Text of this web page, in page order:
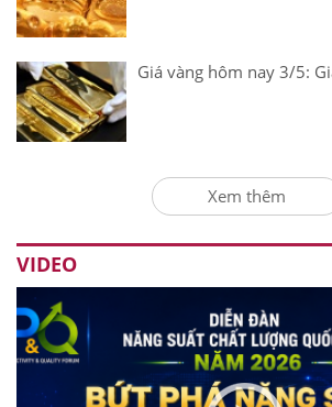
Giá vàng hôm nay 3/5:
Xem thêm
VIDEO